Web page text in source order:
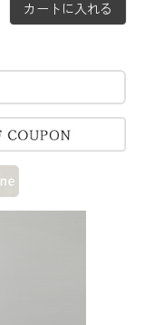
カートに入れる